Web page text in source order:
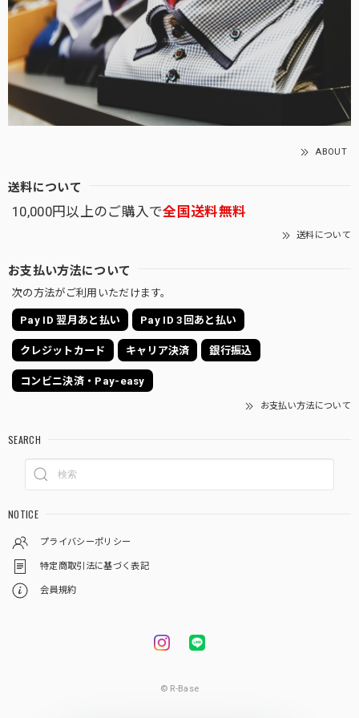
ABOUT
送料について
10,000円以上のご購入で全国送料無料
送料について
お支払い方法について
次の方法がご利用いただけます。
Pay ID 翌月あと払い Pay ID 3回あと払い
クレジットカード キャリア決済 銀行振込
コンビニ決済・Pay-easy
お支払い方法について
SEARCH
NOTICE
プライバシーポリシー
特定商取引法に基づく表記
会員規約
© R-Base